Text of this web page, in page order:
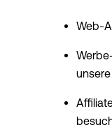
Web-